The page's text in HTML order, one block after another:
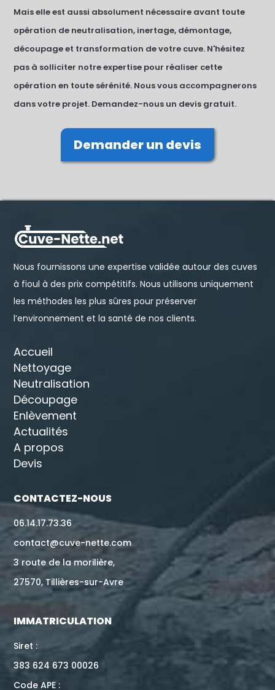
Mais elle est aussi absolument nécessaire avant toute
opération de neutralisation, inertage, démontage,
découpage et transformation de votre cuve. N'hésitez
pas à solliciter notre expertise pour réaliser cette
opération en toute sérénité. Nous vous accompagnerons
dans votre projet. Demandez-nous un devis gratuit.
Demander un devis
Nous fournissons une expertise validée autour des cuves
à fioul à des prix compétitifs. Nous utilisons uniquement
les méthodes les plus sûres pour préserver
l’environnement et la santé de nos clients.
Accueil
Nettoyage
Neutralisation
Découpage
Enlèvement
Actualités
A propos
Devis
CONTACTEZ-NOUS
06.14.17.73.36
contact@cuve-nette.com
3 route de la morilière,
27570, Tillières-sur-Avre
IMMATRICULATION
Siret :
383 624 673 00026
Code APE :